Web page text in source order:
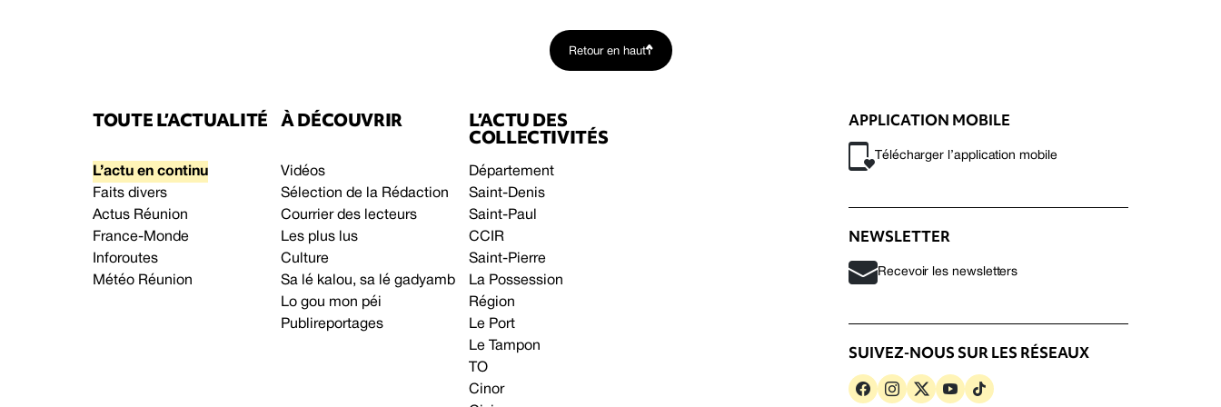
Retour en haut
TOUTE L’ACTUALITÉ
L’actu en continu
Faits divers
Actus Réunion
France-Monde
Inforoutes
Météo Réunion
À DÉCOUVRIR
Vidéos
Sélection de la Rédaction
Courrier des lecteurs
Les plus lus
Culture
Sa lé kalou, sa lé gadyamb
Lo gou mon péi
Publireportages
L’ACTU DES
COLLECTIVITÉS
Département
Saint-Denis
Saint-Paul
CCIR
Saint-Pierre
La Possession
Région
Le Port
Le Tampon
TO
Cinor
APPLICATION MOBILE
Télécharger l’application mobile
NEWSLETTER
Recevoir les newsletters
SUIVEZ-NOUS SUR LES RÉSEAUX